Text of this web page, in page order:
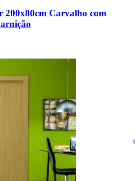
200x80cm Carvalho com